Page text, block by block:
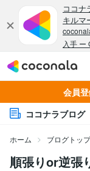
会員
ココナラブログ
ホーム ブログトップ
順張りor逆張